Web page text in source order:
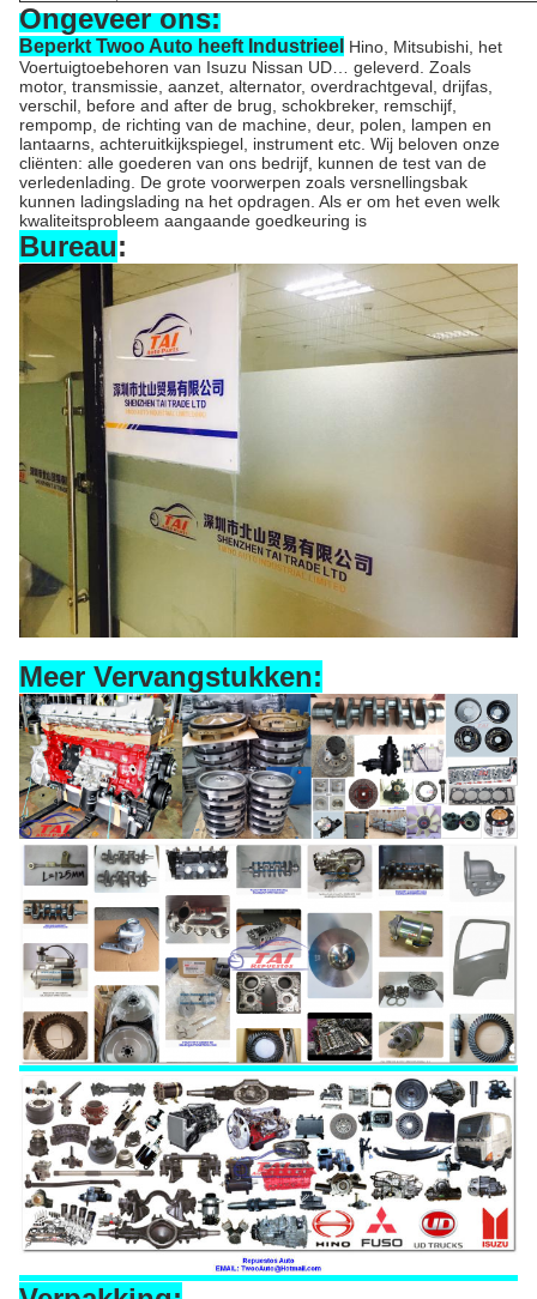
Ongeveer ons:
Beperkt Twoo Auto heeft Industrieel Hino, Mitsubishi, het
Voertuigtoebehoren van Isuzu Nissan UD… geleverd. Zoals
motor, transmissie, aanzet, alternator, overdrachtgeval, drijfas,
verschil, before and after de brug, schokbreker, remschijf,
rempomp, de richting van de machine, deur, polen, lampen en
lantaarns, achteruitkijkspiegel, instrument etc. Wij beloven onze
cliënten: alle goederen van ons bedrijf, kunnen de test van de
verledenlading. De grote voorwerpen zoals versnellingsbak
kunnen ladingslading na het opdragen. Als er om het even welk
kwaliteitsprobleem aangaande goedkeuring is
Bureau:
Meer Vervangstukken: